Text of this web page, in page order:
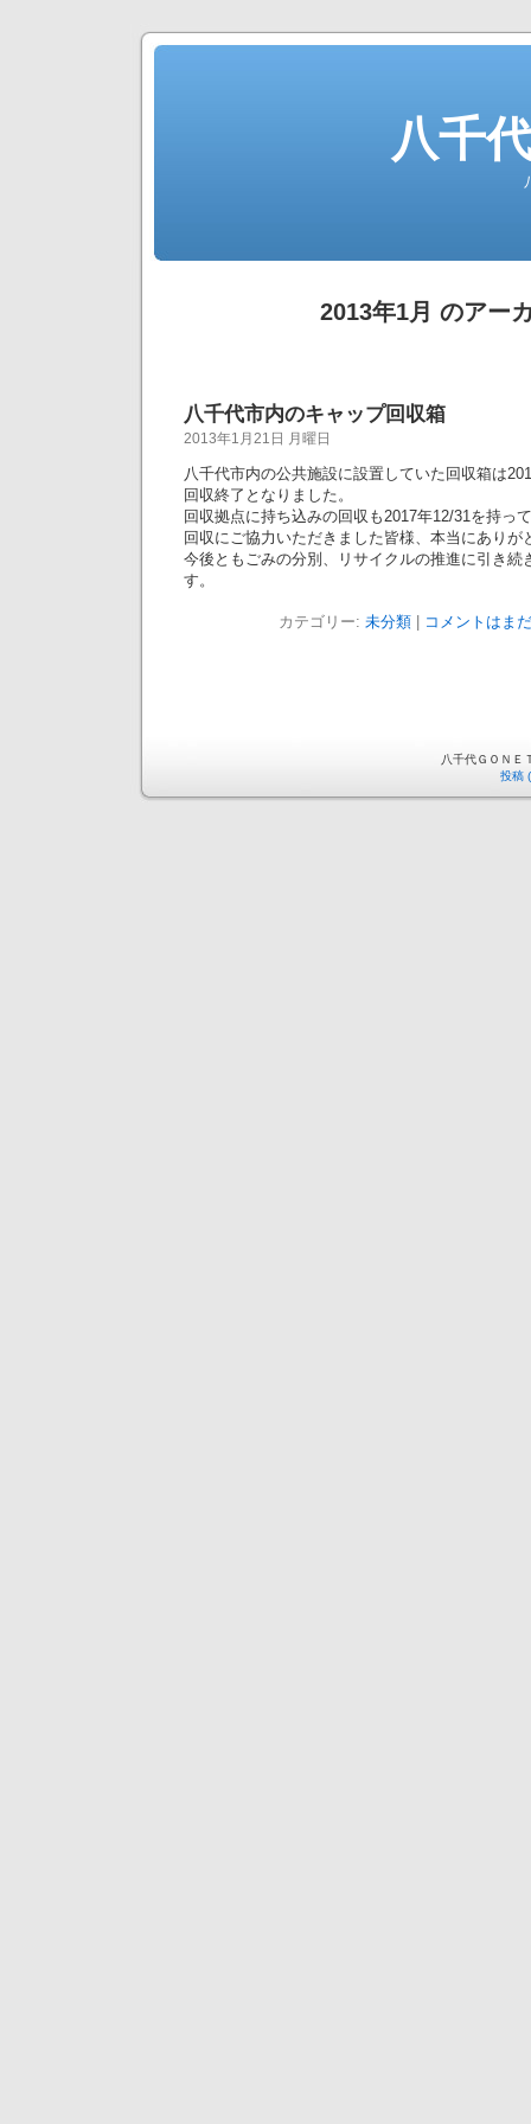
八千
2013年1月 のアー
八千代市内のキャップ回収箱
2013年1月21日 月曜日
八千代市内の公共施設に設置していた回収箱は
回収終了となりました。
回収拠点に持ち込みの回収も2017年12/31を持っ
回収にご協力いただきました皆様、本当にありが
今後ともごみの分別、リサイクルの推進に引き続
す。
カテゴリー: 未分類 コメントはま
八千代ＧＯＮ
投稿